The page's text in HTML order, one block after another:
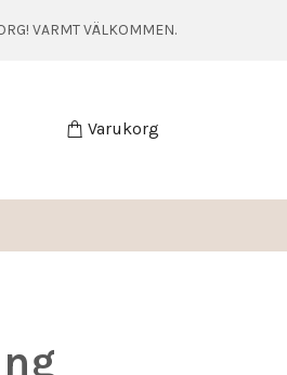
VARMT VÄLKOMMEN.
Varukorg